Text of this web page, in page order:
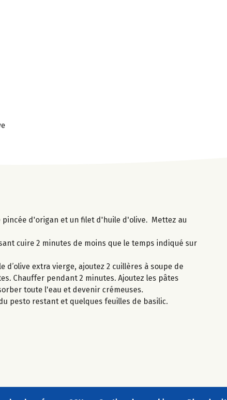
pincée d'origan et un filet d'huile d'olive. Mettez au
cuire 2 minutes de moins que le temps indiqué sur
extra vierge, ajoutez 2 cuillères à soupe de
Chauffer pendant 2 minutes. Ajoutez les pâtes
toute l'eau et devenir crémeuses.
pesto restant et quelques feuilles de basilic.